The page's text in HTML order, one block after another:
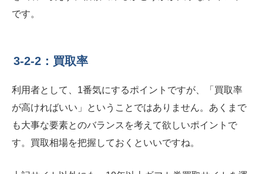
です。
3-2-2：買取率
利用者として、1番気にするポイントですが、「買取率
が高ければいい」ということではありません。あくまで
も大事な要素とのバランスを考えて欲しいポイントで
す。買取相場を把握しておくといいですね。